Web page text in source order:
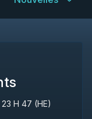
H 47 (HE)